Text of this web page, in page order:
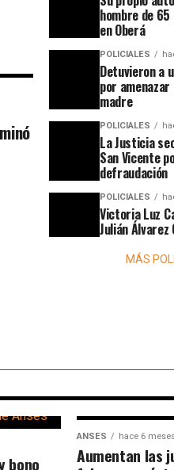
hombre de
en Oberá
POLICIALES
Detuvieron a
por
madre
POLICIALES
La Justicia
San Vicente
defraudación
POLICIALES
Victoria Luz
Julián
MÁS
bono
ANSES hace 6
Aumentan las